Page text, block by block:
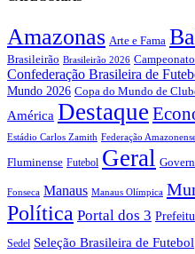
Amazonas Arte e Fama
Brasileirão Brasileirão 2026
Confederação Brasileira de
Mundo 2026 Copa do Mundo de
América Destaque
Estádio Carlos Zamith Federação
Fluminense Futebol Geral
Fonseca Manaus Manaus Olímpica
Política Portal dos 3
Sedel Seleção Brasileira de Futebol